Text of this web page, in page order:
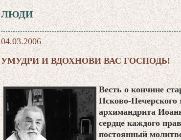
ЛЮДИ
04.03.2006
УМУДРИ И ВДОХНОВИ ВАС ГОСПОДЬ!
Весть о кончине
Псково-Печерского
архимандрита
сердце каждого
постоянный